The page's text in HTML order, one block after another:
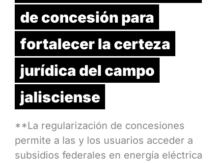
de concesión para
fortalecer la certeza
jurídica del campo
jalisciense
**La regularización de concesiones
permite a las y los usuarios acceder a
subsidios federales en energía eléctrica